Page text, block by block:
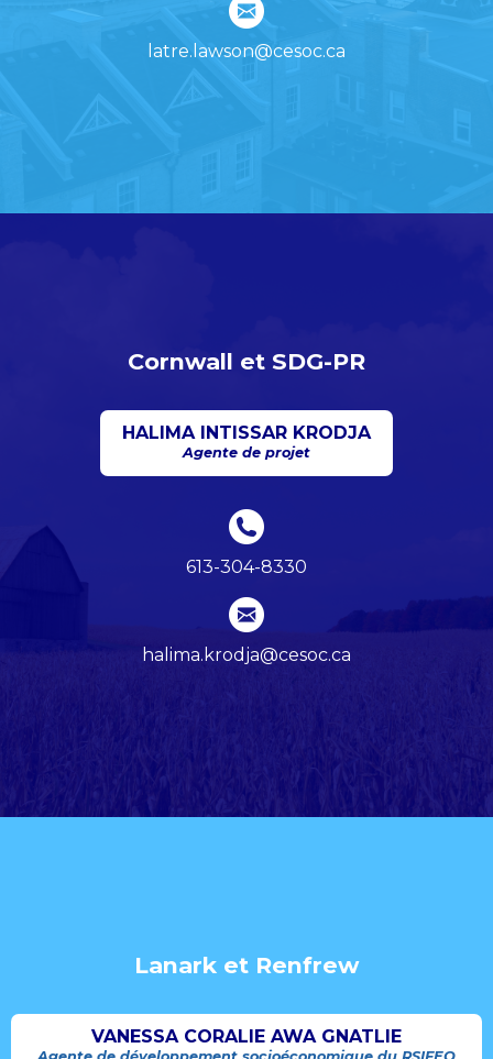
latre.lawson@cesoc.ca
Cornwall et SDG-PR
HALIMA INTISSAR KRODJA
Agente de projet
613-304-8330
halima.krodja@cesoc.ca
Lanark et Renfrew
VANESSA CORALIE AWA GNATLIE